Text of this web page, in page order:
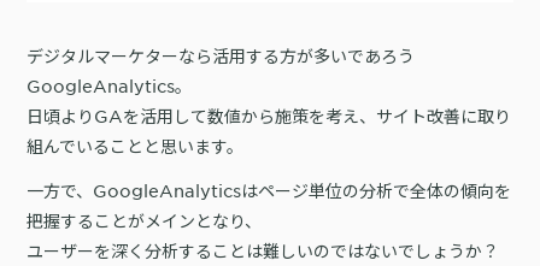
リアルタイムユーザー解析
KARTE AI
ユーザー分析
リアルタイムフィードバック
シナリオテンプレート
施策設計
ション）
カスタマージャーニー設計
「どうせ使いこなせない」からの脱却。丸井がKARTEで築いたリピート
顧客比率二桁増と自走文化
詳細を見る
です。
ダウンロードする
デジタルマーケターなら活用する方が多いであろう
GoogleAnalytics。
日頃よりGAを活用して数値から施策を考え、サイト改善に取り
組んでいることと思います。
一方で、GoogleAnalyticsはページ単位の分析で全体の傾向を
把握することがメインとなり、
ユーザーを深く分析することは難しいのではないでしょうか？